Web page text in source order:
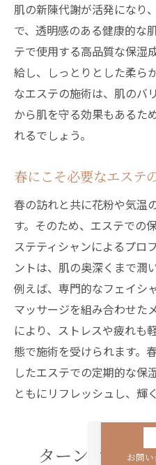
肌の新陳代謝が活発になり
で、透明感のある健康的な
テで使用する高品質な保湿
給し、しっとりとした柔ら
なエステの施術は、肌のバ
から肌を守る効果もあるた
れるでしょう。
春にこそ必要なエステ
春の訪れと共に花粉や気温
す。そのため、エステでの
ステティシャンによるプロ
ントは、肌の奥深くまで潤
例えば、専門的なフェイシ
マッサージを組み合わせた
により、ストレスや疲れも
態で施術を受けられます。
したエステでの定期的な保
ともにリフレッシュし、輝
ターンオーバお問